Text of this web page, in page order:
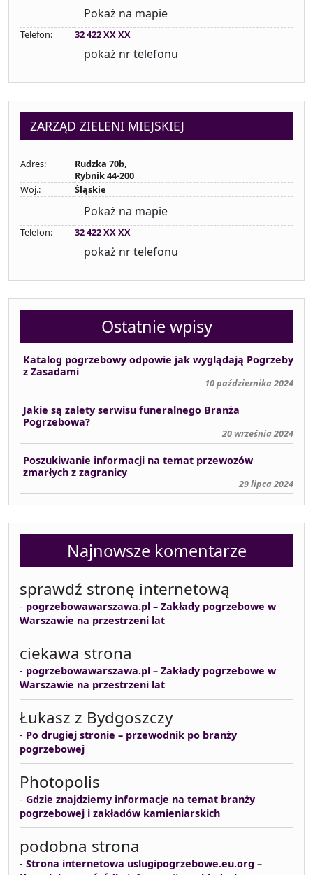
Pokaż na mapie
Telefon: 32 422 XX XX
pokaż nr telefonu
ZARZĄD ZIELENI MIEJSKIEJ
Adres:
Rudzka 70b,
Rybnik 44-200
Woj.:
Śląskie
Pokaż na mapie
Telefon: 32 422 XX XX
pokaż nr telefonu
Ostatnie wpisy
Katalog pogrzebowy odpowie jak wyglądają Pogrzeby
z Zasadami
10 października 2024
Jakie są zalety serwisu funeralnego Branża
Pogrzebowa?
20 września 2024
Poszukiwanie informacji na temat przewozów
zmarłych z zagranicy
29 lipca 2024
Najnowsze komentarze
sprawdź stronę internetową
- pogrzebowawarszawa.pl – Zakłady pogrzebowe w
Warszawie na przestrzeni lat
ciekawa strona
- pogrzebowawarszawa.pl – Zakłady pogrzebowe w
Warszawie na przestrzeni lat
Łukasz z Bydgoszczy
- Po drugiej stronie – przewodnik po branży
pogrzebowej
Photopolis
- Gdzie znajdziemy informacje na temat branży
pogrzebowej i zakładów kamieniarskich
podobna strona
- Strona internetowa uslugipogrzebowe.eu.org –